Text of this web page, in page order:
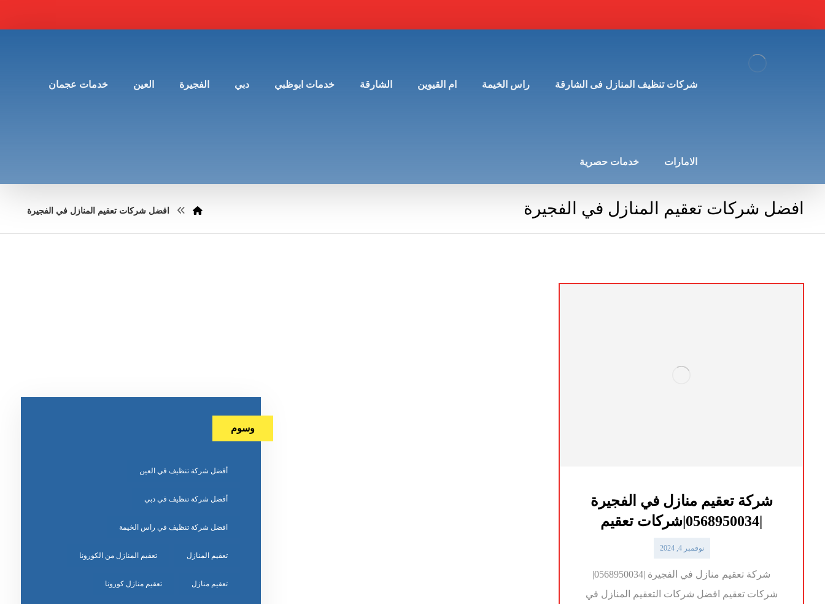
شركات تنظيف المنازل فى الشارقة راس الخيمة ام القيوين الشارقة خدمات ابوظبي دبي الفجيرة العين خدمات عجمان
الامارات خدمات حصرية
افضل شركات تعقيم المنازل في الفجيرة افضل شركات تعقيم المنازل في الفجيرة
شركة تعقيم منازل في الفجيرة
نوفمبر 4, 2024
شركة تعقيم منازل في الفجيرة |0568950034|
شركات تعقيم افضل شركات التعقيم المنازل في
وسوم
أفضل شركة تنظيف في العين
أفضل شركة تنظيف في دبي
افضل شركة تنظيف في راس الخيمة
تعقيم المنازل تعقيم المنازل من الكورونا
تعقيم منازل تعقيم منازل كورونا